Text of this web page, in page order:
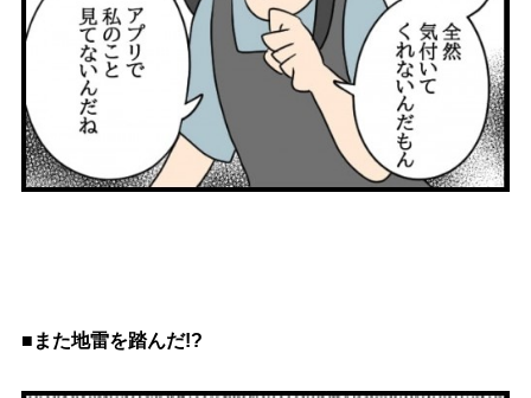
■また地雷を踏んだ!?